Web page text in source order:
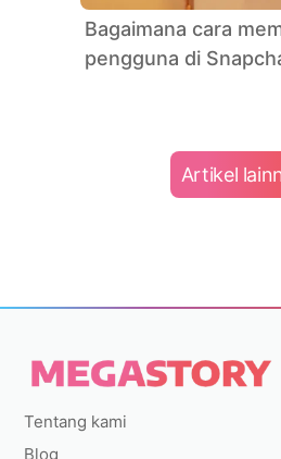
Bagaimana cara
pengguna di
Artikel
Tentang kami
Blog